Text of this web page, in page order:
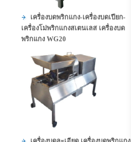
เครื่องบดพริกแกง-เครื่องบดเปียก-
เครื่องโม่พริกแกงสเตนเลส เครื่องบด
พริกแกง WG20